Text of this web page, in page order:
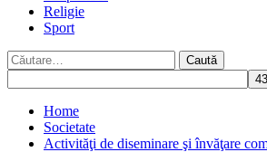
Religie
Sport
Caută
după:
Home
Societate
Activităţi de diseminare şi învăţare